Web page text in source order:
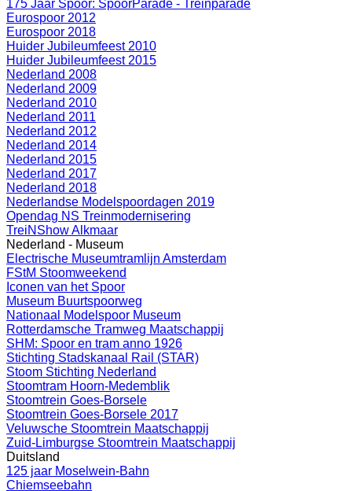
175 Jaar Spoor: SpoorParade - Treinparade
Eurospoor 2012
Eurospoor 2018
Huider Jubileumfeest 2010
Huider Jubileumfeest 2015
Nederland 2008
Nederland 2009
Nederland 2010
Nederland 2011
Nederland 2012
Nederland 2014
Nederland 2015
Nederland 2017
Nederland 2018
Nederlandse Modelspoordagen 2019
Opendag NS Treinmodernisering
TreiNShow Alkmaar
Nederland - Museum
Electrische Museumtramlijn Amsterdam
FStM Stoomweekend
Iconen van het Spoor
Museum Buurtspoorweg
Nationaal Modelspoor Museum
Rotterdamsche Tramweg Maatschappij
SHM: Spoor en tram anno 1926
Stichting Stadskanaal Rail (STAR)
Stoom Stichting Nederland
Stoomtram Hoorn-Medemblik
Stoomtrein Goes-Borsele
Stoomtrein Goes-Borsele 2017
Veluwsche Stoomtrein Maatschappij
Zuid-Limburgse Stoomtrein Maatschappij
Duitsland
125 jaar Moselwein-Bahn
Chiemseebahn